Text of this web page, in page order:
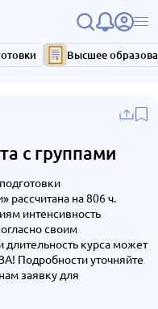
Высшее
с группами
рассчитана на 806 ч.
интенсивность
своим
курса может
Подробности уточняйте
заявку для